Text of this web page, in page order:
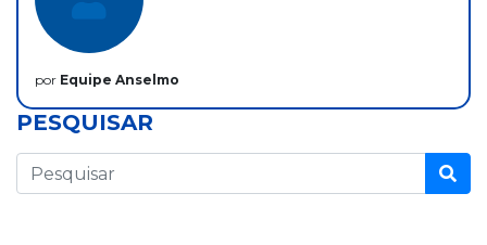
por Equipe Anselmo
PESQUISAR